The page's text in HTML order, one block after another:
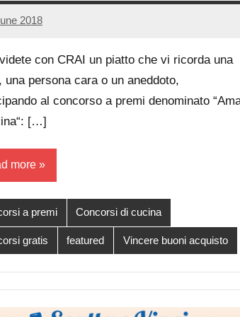
2018
con CRAI un piatto che vi ricorda una
una persona cara o un aneddoto,
al concorso a premi denominato
[…]
more
a premi Concorsi di cucina
gratis featured Vincere buoni acquisto